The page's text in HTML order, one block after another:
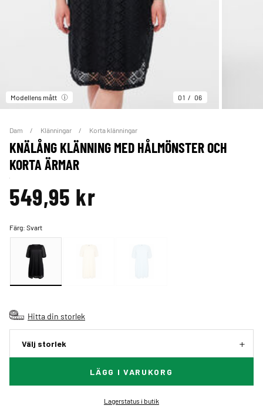
Modellens mått 01 06
Dam Klänningar Korta klänningar
KNÄLÅNG KLÄNNING MED HÅLMÖNSTER OCH
KORTA ÄRMAR
549,95 kr
Färg:Svart
Hitta din storlek
Välj storlek
LÄGG I VARUKORG
Lagerstatus i butik